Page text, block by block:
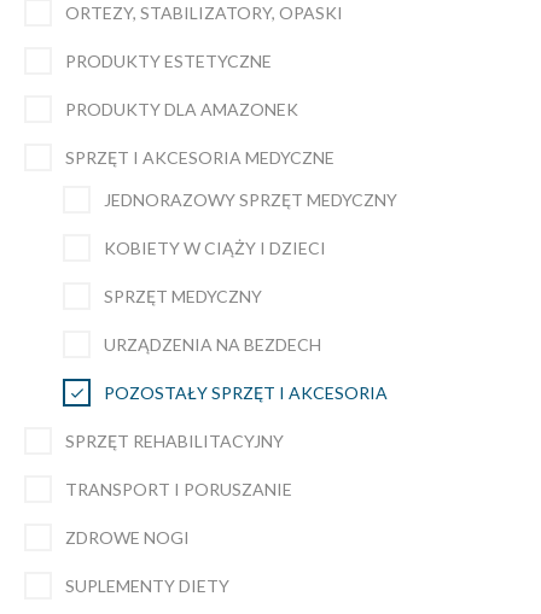
ORTEZY, STABILIZATORY, OPASKI
PRODUKTY ESTETYCZNE
PRODUKTY DLA AMAZONEK
SPRZĘT I AKCESORIA MEDYCZNE
JEDNORAZOWY SPRZĘT MEDYCZNY
KOBIETY W CIĄŻY I DZIECI
SPRZĘT MEDYCZNY
URZĄDZENIA NA BEZDECH
POZOSTAŁY SPRZĘT I AKCESORIA
SPRZĘT REHABILITACYJNY
TRANSPORT I PORUSZANIE
ZDROWE NOGI
SUPLEMENTY DIETY